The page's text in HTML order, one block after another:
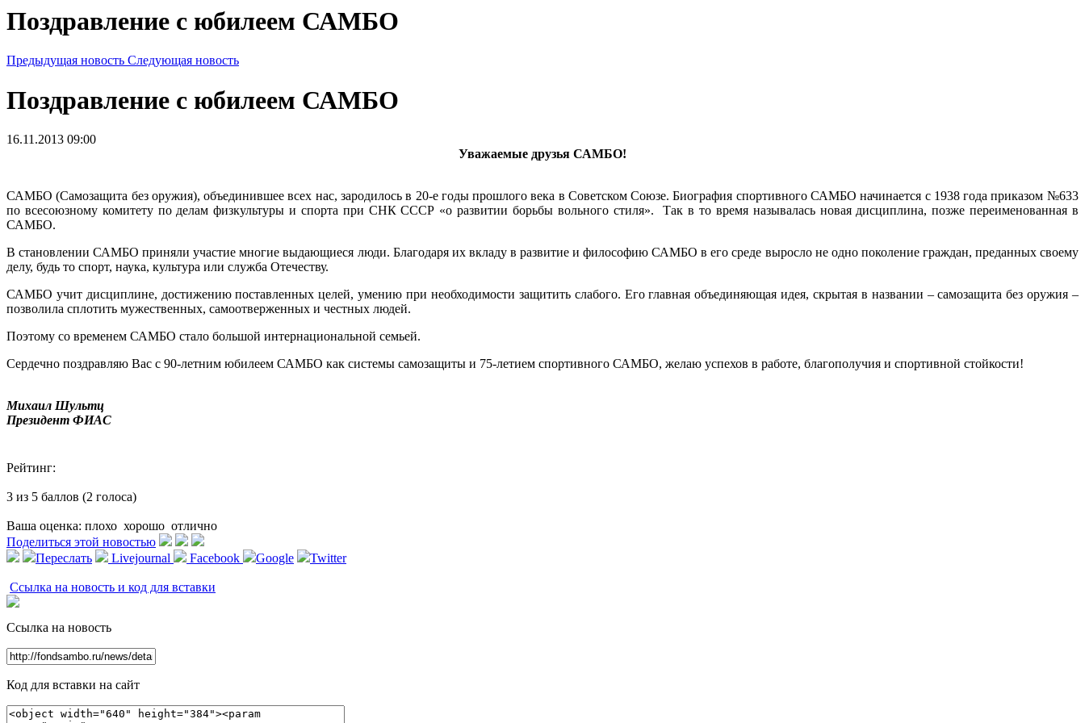
Поздравление с юбилеем САМБО
Предыдущая новость Следующая новость
Поздравление с юбилеем САМБО
16.11.2013 09:00
Уважаемые друзья САМБО!
САМБО (Самозащита без оружия), объединившее всех нас, зародилось в 20-е годы прошлого века в Советском Союзе. Биография спортивного САМБО начинается с 1938 года приказом №633
по всесоюзному комитету по делам физкультуры и спорта при СНК СССР «о развитии борьбы вольного стиля». Так в то время называлась новая дисциплина, позже переименованная в
САМБО.
В становлении САМБО приняли участие многие выдающиеся люди. Благодаря их вкладу в развитие и философию САМБО в его среде выросло не одно поколение граждан, преданных своему
делу, будь то спорт, наука, культура или служба Отечеству.
САМБО учит дисциплине, достижению поставленных целей, умению при необходимости защитить слабого. Его главная объединяющая идея, скрытая в названии – самозащита без оружия –
позволила сплотить мужественных, самоотверженных и честных людей.
Поэтому со временем САМБО стало большой интернациональной семьей.
Сердечно поздравляю Вас с 90-летним юбилеем САМБО как системы самозащиты и 75-летием спортивного САМБО, желаю успехов в работе, благополучия и спортивной стойкости!
Михаил Шультц
Президент ФИАС
Рейтинг:
3 из 5 баллов (2 голоса)
Ваша оценка: плохо хорошо отлично
Поделиться этой новостью
Переслать
Livejournal Facebook Google Twitter
Ссылка на новость и код для вставки
Ссылка на новость
Код для вставки на сайт